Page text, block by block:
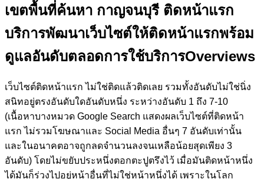
เขตพื้นที่ค้นหา กาญจนบุรี ติดหน้าแรก
บริการพัฒนาเว็บไซต์ให้ติดหน้าแรกพร้อม
ดูแลอันดับตลอดการใช้บริการOverviews
เว็บไซต์ติดหน้าแรก ไม่ใช่ติดแล้วติดเลย รวมทั้งอันดับไม่ใช่นิ่ง
สนิทอยู่ตรงอันดับใดอันดับหนึ่ง ระหว่างอันดับ 1 ถึง 7-10
(เนื้อหาบางหมวด Google Search แสดงผลเว็บไซต์ที่ติดหน้า
แรก ไม่รวมโฆษณาและ Social Media อื่นๆ 7 อันดับเท่านั้น
และในอนาคตอาจถูกลดจำนวนลงจนเหลือน้อยสุดเพียง 3
อันดับ) โดยไม่ขยับประหนึ่งตอกตะปูตรึงไว้ เมื่อมันติดหน้าหนึ่ง
ได้มันก็ร่วงไปอยู่หน้าอื่นที่ไม่ใช่หน้าหนึ่งได้ เพราะในโลก